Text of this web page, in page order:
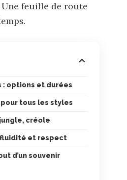
feuille de route
options et durées
tous les styles
créole
fluidité et respect
d’un souvenir